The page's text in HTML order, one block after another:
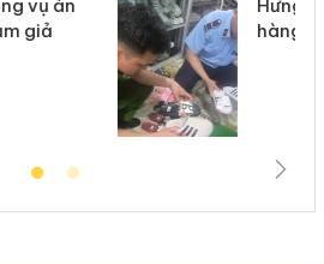
Yên: Xử lý 6 hộ kinh doanh bán
mạo nhãn hiệu Adidas, Nike